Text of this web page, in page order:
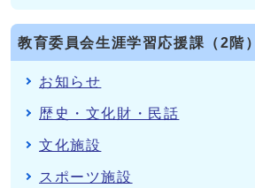
教育委員会生涯学習応援課（2階）
お知らせ
歴史・文化財・民話
文化施設
スポーツ施設